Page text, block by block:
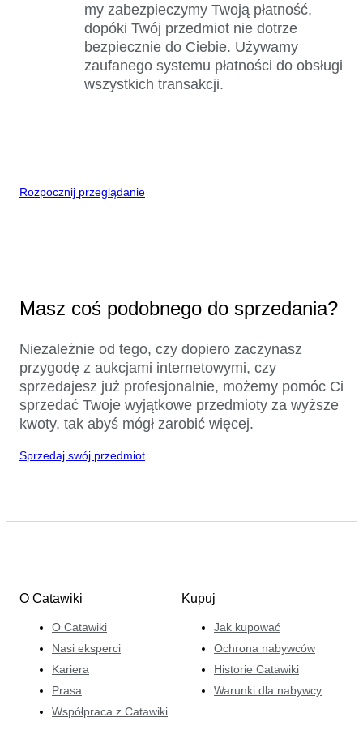
my zabezpieczymy Twoją płatność,
dopóki Twój przedmiot nie dotrze
bezpiecznie do Ciebie. Używamy
zaufanego systemu płatności do obsługi
wszystkich transakcji.
Rozpocznij przeglądanie
Masz coś podobnego do sprzedania?
Niezależnie od tego, czy dopiero zaczynasz
przygodę z aukcjami internetowymi, czy
sprzedajesz już profesjonalnie, możemy pomóc Ci
sprzedać Twoje wyjątkowe przedmioty za wyższe
kwoty, tak abyś mógł zarobić więcej.
Sprzedaj swój przedmiot
O Catawiki
O Catawiki
Nasi eksperci
Kariera
Prasa
Współpraca z Catawiki
Kupuj
Jak kupować
Ochrona nabywców
Historie Catawiki
Warunki dla nabywcy